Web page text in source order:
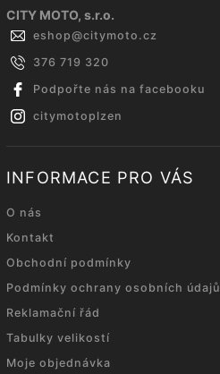
CITY MOTO, s.r.o.
eshop@citymoto.cz
376 719 320
Podpořte nás na facebooku
citymotoplzen
INFORMACE PRO VÁS
O nás
Kontakt
Obchodní podmínky
Podmínky ochrany osobních údajů
Reklamační řád
Tabulky velikostí
Moje objednávka